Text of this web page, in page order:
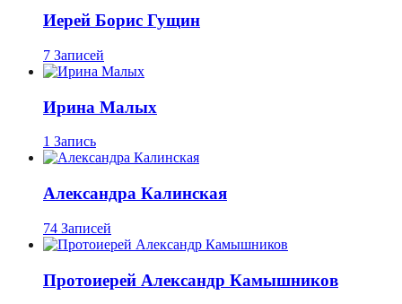
Иерей Борис Гущин
7 Записей
Ирина Малых
1 Запись
Александра Калинская
74 Записей
Протоиерей Александр Камышников